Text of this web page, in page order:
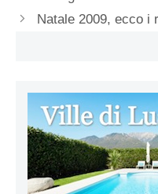
Natale 2009, ecco i